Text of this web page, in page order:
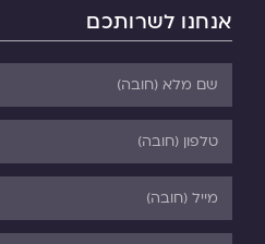
אנחנו לשרותכם